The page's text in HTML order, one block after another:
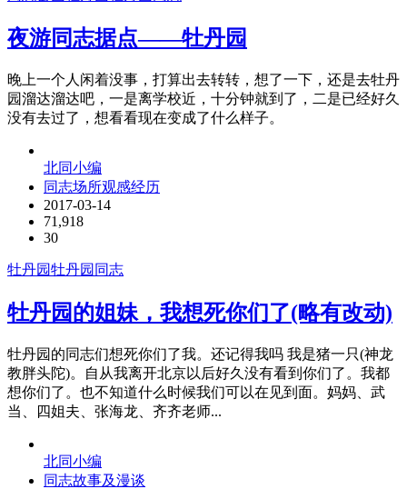
夜游同志据点——牡丹园
晚上一个人闲着没事，打算出去转转，想了一下，还是去牡丹
园溜达溜达吧，一是离学校近，十分钟就到了，二是已经好久
没有去过了，想看看现在变成了什么样子。
北同小编
同志场所观感经历
2017-03-14
71,918
30
牡丹园牡丹园同志
牡丹园的姐妹，我想死你们了(略有改动)
牡丹园的同志们想死你们了我。还记得我吗 我是猪一只(神龙
教胖头陀)。自从我离开北京以后好久没有看到你们了。我都
想你们了。也不知道什么时候我们可以在见到面。妈妈、武
当、四姐夫、张海龙、齐齐老师...
北同小编
同志故事及漫谈